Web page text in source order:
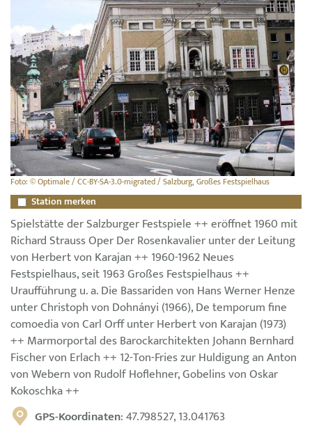
Foto: © Optimale / CC-BY-SA-3.0-migrated / Salzburg, Großes Festspielhaus
Station merken
Spielstätte der Salzburger Festspiele ++ eröffnet 1960 mit
Richard Strauss Oper Der Rosenkavalier unter der Leitung
von Herbert von Karajan ++ 1960-1962 Neues
Festspielhaus, seit 1963 Großes Festspielhaus ++
Uraufführung u. a. Die Bassariden von Hans Werner Henze
unter Christoph von Dohnányi (1966), De temporum fine
comoedia von Carl Orff unter Herbert von Karajan (1973)
++ Marmorportal des Barockarchitekten Johann Bernhard
Fischer von Erlach ++ 12-Ton-Fries zur Huldigung an Anton
von Webern von Rudolf Hoflehner, Gobelins von Oskar
Kokoschka ++
GPS-Koordinaten: 47.798527, 13.041763